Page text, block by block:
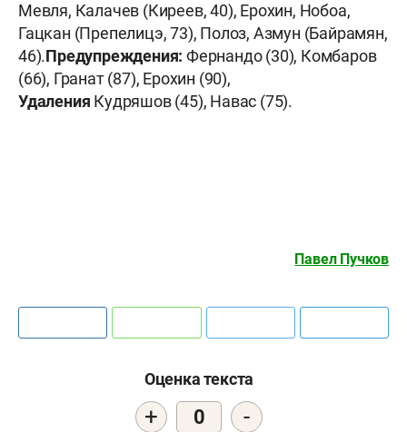
Мевля, Калачев (Киреев, 40), Ерохин, Нобоа,
Гацкан (Препелицэ, 73), Полоз, Азмун (Байрамян,
46).Предупреждения:Фернандо (30), Комбаров
(66), Гранат (87), Ерохин (90),
Удаления Кудряшов (45), Навас (75).
Павел Пучков
Оценка текста
+ 0 -